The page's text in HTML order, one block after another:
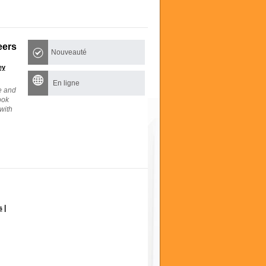
and
Nouveauté
En ligne
|